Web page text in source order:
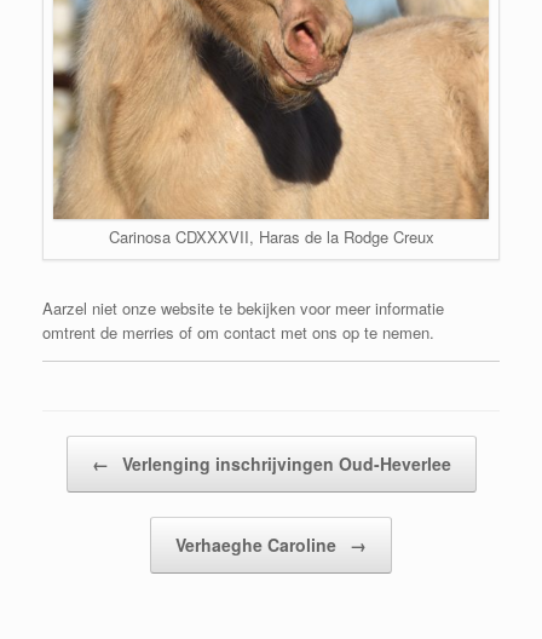
Carinosa CDXXXVII, Haras de la Rodge Creux
Aarzel niet onze website te bekijken voor meer informatie
omtrent de merries of om contact met ons op te nemen.
← Verlenging inschrijvingen Oud-Heverlee
Verhaeghe Caroline →